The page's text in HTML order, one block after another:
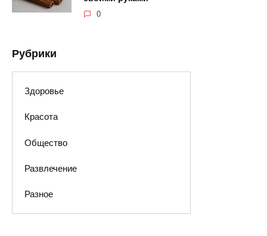
0
Рубрики
Здоровье
Красота
Общество
Развлечение
Разное